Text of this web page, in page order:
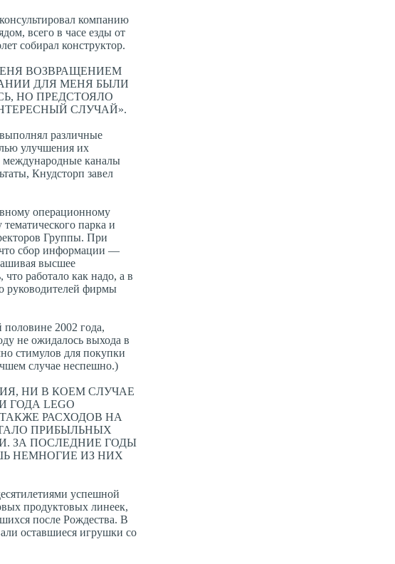
компанию
всего в часе езды от
собирал конструктор.
ВОЗВРАЩЕНИЕМ
ДЛЯ МЕНЯ БЫЛИ
НО ПРЕДСТОЯЛО
СЛУЧАЙ».
различные
улучшения их
международные каналы
Кнудсторп завел
операционному
парка и
Группы. При
что сбор информации —
высшее
работало как надо, а в
руководителей фирмы
2002 года,
не ожидалось выхода в
стимулов для покупки
случае неспешно.)
НИ В КОЕМ СЛУЧАЕ
LEGO
РАСХОДОВ НА
ПРИБЫЛЬНЫХ
ЗА ПОСЛЕДНИЕ ГОДЫ
НЕМНОГИЕ ИЗ НИХ
успешной
продуктовых линеек,
после Рождества. В
оставшиеся игрушки со